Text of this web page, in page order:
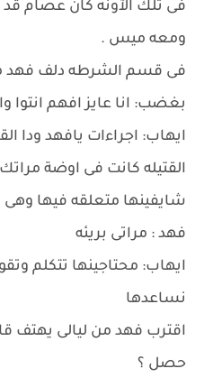
فى تلك الآونه كان عصام قد
ومعه ميس .
فى قسم الشرطه دلف فهد
بغضب: انا عايز افهم انتوا
ايهاب: اجراءات يافهد ودا
القتيله كانت فى اوضة
شايفينها متعلقه فيها
فهد : مراتى بريئه
ايهاب: محتاجينها تتكلم
نساعدها
اقترب فهد من ليالى يهتف
حصل ؟